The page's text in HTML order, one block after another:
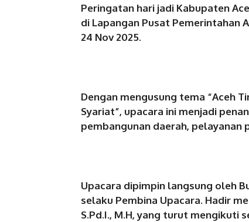
Peringatan hari jadi Kabupaten
di Lapangan Pusat Pemerintahan
24 Nov 2025.
Dengan mengusung tema “Aceh
Syariat”, upacara ini menjadi
pembangunan daerah,
Upacara dipimpin langsung oleh
selaku Pembina Upacara. Hadir
S.Pd.I., M.H, yang turut mengikuti